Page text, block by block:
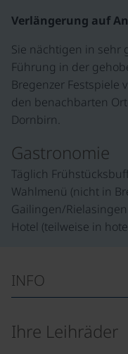
Verlängerung auf
Sie nächtigen in sehr
Führung in der
Bregenzer Festspiele
den benachbarten
Dornbirn.
Gastronomie
Täglich
Wahlmenü (nicht in
Gailingen/
Hotel (teilweise in
INFO
Ihre Leihräder